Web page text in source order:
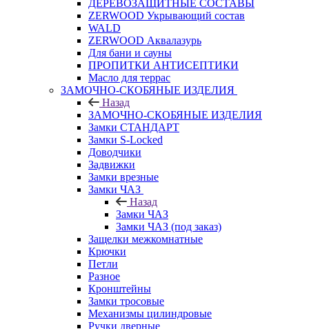
ДЕРЕВОЗАЩИТНЫЕ СОСТАВЫ
ZERWOOD Укрывающий состав
WALD
ZERWOOD Аквалазурь
Для бани и сауны
ПРОПИТКИ АНТИСЕПТИКИ
Масло для террас
ЗАМОЧНО-СКОБЯНЫЕ ИЗДЕЛИЯ
Назад
ЗАМОЧНО-СКОБЯНЫЕ ИЗДЕЛИЯ
Замки СТАНДАРТ
Замки S-Locked
Доводчики
Задвижки
Замки врезные
Замки ЧАЗ
Назад
Замки ЧАЗ
Замки ЧАЗ (под заказ)
Защелки межкомнатные
Крючки
Петли
Разное
Кронштейны
Замки тросовые
Механизмы цилиндровые
Ручки дверные